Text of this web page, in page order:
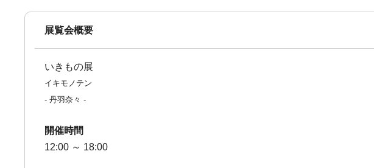
展覧会概要
いきもの展
イキモノテン
- 丹羽奈々 -
開催時間
12:00 ～ 18:00